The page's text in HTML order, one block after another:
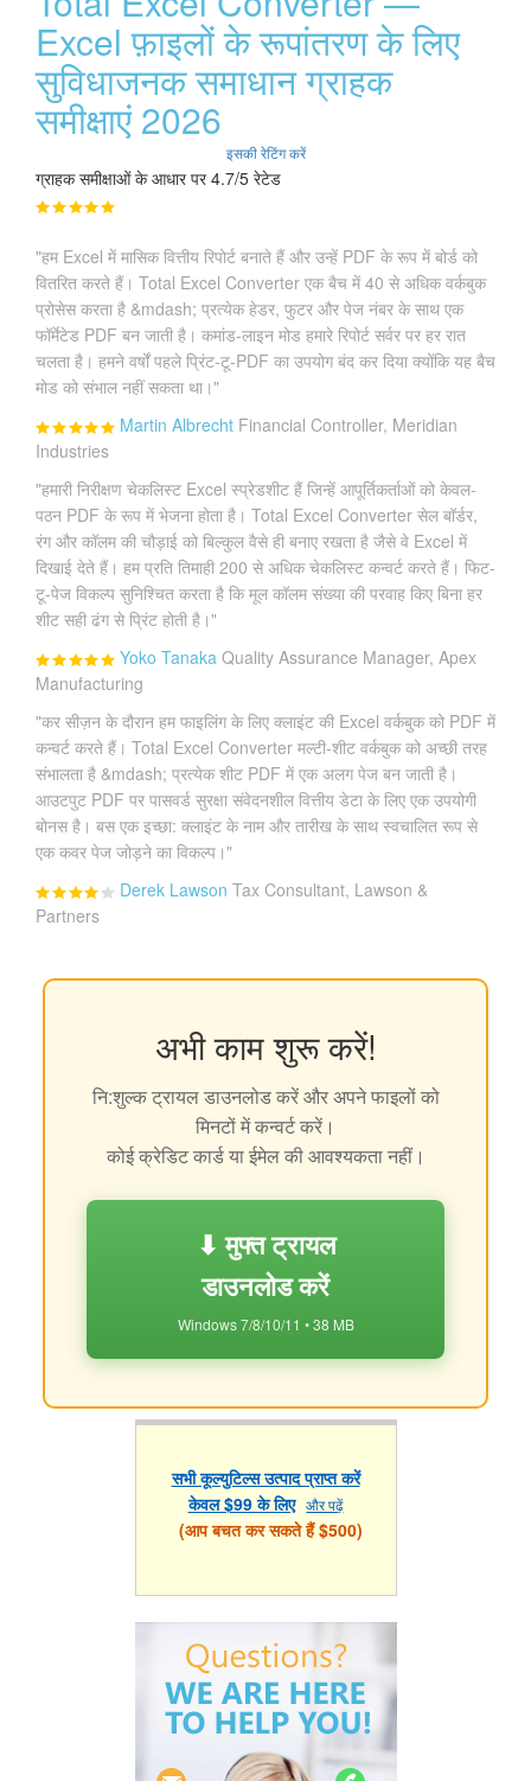
Excel फ़ाइलों के रूपांतरण के लिए
सुविधाजनक समाधान ग्राहक
समीक्षाएं 2026
इसकी रेटिंग करें
ग्राहक समीक्षाओं के आधार पर 4.7/5 रेटेड
"हम Excel में मासिक वित्तीय रिपोर्ट बनाते हैं और उन्हें PDF के रूप में बोर्ड को
वितरित करते हैं। Total Excel Converter एक बैच में 40 से अधिक वर्कबुक
प्रोसेस करता है &mdash; प्रत्येक हेडर, फुटर और पेज नंबर के साथ एक
फॉर्मेटेड PDF बन जाती है। कमांड-लाइन मोड हमारे रिपोर्ट सर्वर पर हर रात
चलता है। हमने वर्षों पहले प्रिंट-टू-PDF का उपयोग बंद कर दिया क्योंकि यह बैच
मोड को संभाल नहीं सकता था।"
Martin Albrecht Financial Controller, Meridian
Industries
"हमारी निरीक्षण चेकलिस्ट Excel स्प्रेडशीट हैं जिन्हें आपूर्तिकर्ताओं को केवल-
पठन PDF के रूप में भेजना होता है। Total Excel Converter सेल बॉर्डर,
रंग और कॉलम की चौड़ाई को बिल्कुल वैसे ही बनाए रखता है जैसे वे Excel में
दिखाई देते हैं। हम प्रति तिमाही 200 से अधिक चेकलिस्ट कन्वर्ट करते हैं। फिट-
टू-पेज विकल्प सुनिश्चित करता है कि मूल कॉलम संख्या की परवाह किए बिना हर
शीट सही ढंग से प्रिंट होती है।"
Yoko Tanaka Quality Assurance Manager, Apex
Manufacturing
"कर सीज़न के दौरान हम फाइलिंग के लिए क्लाइंट की Excel वर्कबुक को PDF में
कन्वर्ट करते हैं। Total Excel Converter मल्टी-शीट वर्कबुक को अच्छी तरह
संभालता है &mdash; प्रत्येक शीट PDF में एक अलग पेज बन जाती है।
आउटपुट PDF पर पासवर्ड सुरक्षा संवेदनशील वित्तीय डेटा के लिए एक उपयोगी
बोनस है। बस एक इच्छा: क्लाइंट के नाम और तारीख के साथ स्वचालित रूप से
एक कवर पेज जोड़ने का विकल्प।"
Derek Lawson Tax Consultant, Lawson &
Partners
अभी काम शुरू करें!
नि:शुल्क ट्रायल डाउनलोड करें और अपने फाइलों को
मिनटों में कन्वर्ट करें।
कोई क्रेडिट कार्ड या ईमेल की आवश्यकता नहीं।
⬇ मुफ्त ट्रायल
डाउनलोड करें
Windows 7/8/10/11 • 38 MB
सभी कूल्युटिल्स उत्पाद प्राप्त करें
केवल $99 के लिए और पढ़ें
(आप बचत कर सकते हैं $500)